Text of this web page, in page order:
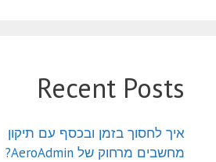
Recent Posts
איך לחסוך בזמן ובכסף עם תיקון
מחשבים מרחוק של AeroAdmin?